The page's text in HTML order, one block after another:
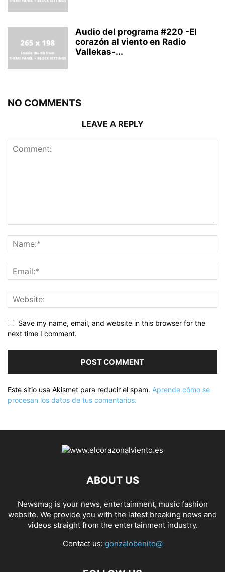
Audio del programa #220 -El
corazón al viento en Radio
Vallekas-...
NO COMMENTS
LEAVE A REPLY
Save my name, email, and website in this browser for the
next time I comment.
Este sitio usa Akismet para reducir el spam. Aprende cómo se
procesan los datos de tus comentarios.
ABOUT US
Newsmag is your news, entertainment, music fashion
website. We provide you with the latest breaking news and
videos straight from the entertainment industry.
Contact us: gonzalobenito@